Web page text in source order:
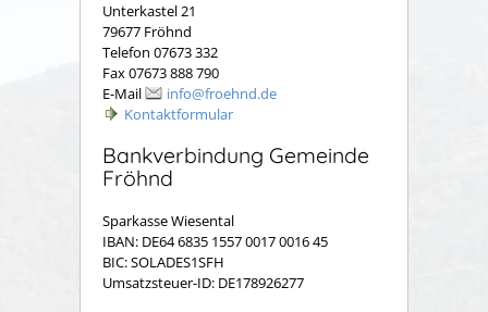
Unterkastel 21
79677 Fröhnd
Telefon 07673 332
Fax 07673 888 790
E-Mail
info@froehnd.de
Kontaktformular
Bankverbindung Gemeinde
Fröhnd
Sparkasse Wiesental
IBAN: DE64 6835 1557 0017 0016 45
BIC: SOLADES1SFH
Umsatzsteuer-ID: DE178926277